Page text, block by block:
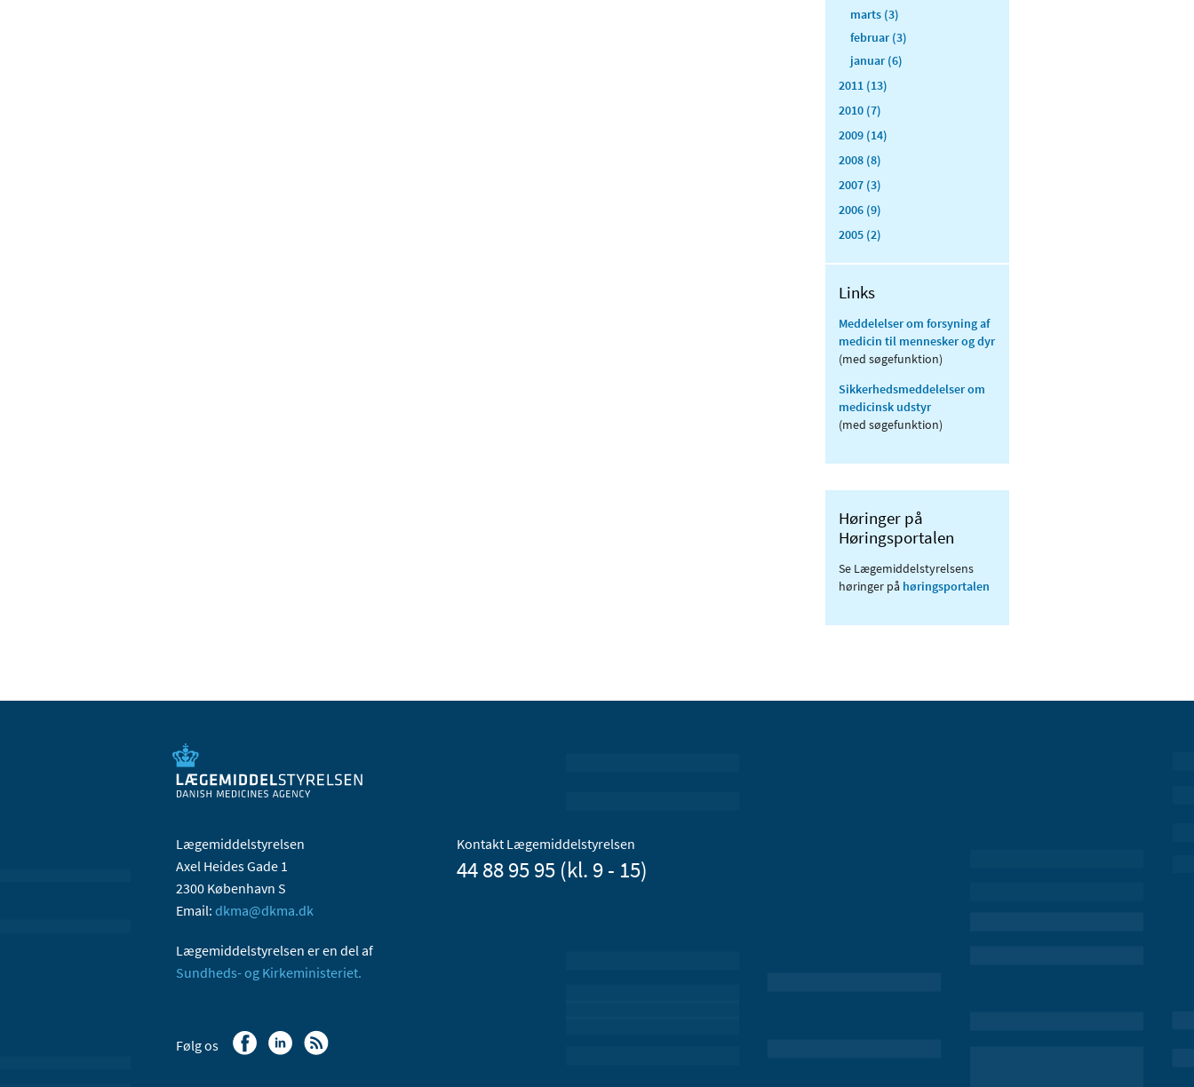
marts (3)
februar (3)
januar (6)
2011 (13)
2010 (7)
2009 (14)
2008 (8)
2007 (3)
2006 (9)
2005 (2)
Links
Meddelelser om forsyning af
medicin til mennesker og dyr
(med søgefunktion)
Sikkerhedsmeddelelser om
medicinsk udstyr
(med søgefunktion)
Høringer på
Høringsportalen
Se Lægemiddelstyrelsens
høringer på høringsportalen
Lægemiddelstyrelsen
Axel Heides Gade 1
2300 København S
Email: dkma@dkma.dk
Lægemiddelstyrelsen er en del af
Sundheds- og Kirkeministeriet.
Kontakt Lægemiddelstyrelsen
44 88 95 95 (kl. 9 - 15)
Følg os